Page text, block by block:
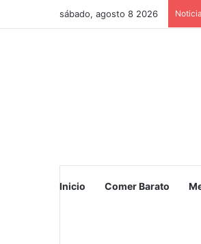
sábado, agosto 8 2026
Inicio Comer Barato